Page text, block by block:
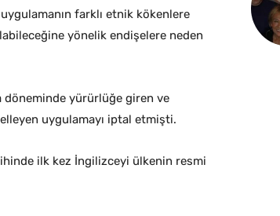
farklı etnik kökenlere
yönelik endişelere neden
döneminde yürürlüğe giren ve
uygulamayı iptal etmişti.
ilk kez İngilizceyi ülkenin resmi